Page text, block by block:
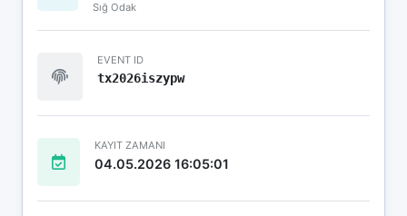
Sığ Odak
EVENT ID
tx2026iszypw
KAYIT ZAMANI
04.05.2026 16:05:01